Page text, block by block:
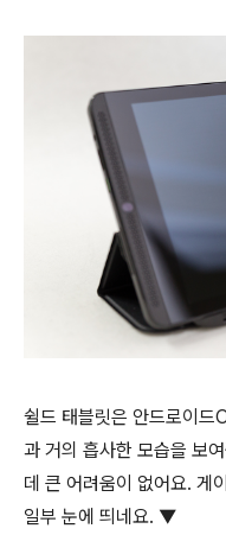
쉴드 태블릿은 안드로이드
과 거의 흡사한 모습을 보
데 큰 어려움이 없어요. 게
일부 눈에 띄네요. ▼